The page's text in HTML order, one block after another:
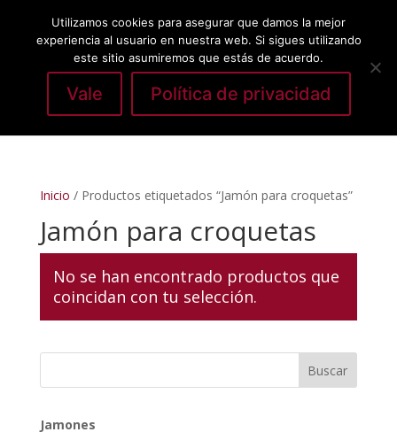
Seleccionar página
Inicio / Productos etiquetados “Jamón para croquetas”
Jamón para croquetas
No se han encontrado productos que
coincidan con tu selección.
Jamones
Utilizamos cookies para asegurar que damos la mejor
experiencia al usuario en nuestra web. Si sigues utilizando
este sitio asumiremos que estás de acuerdo.
Vale Política de privacidad